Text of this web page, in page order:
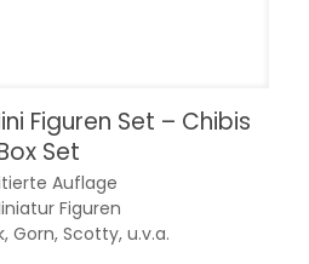
Figuren Set – Chibis
Set
Auflage
Figuren
Gorn, Scotty, u.v.a.